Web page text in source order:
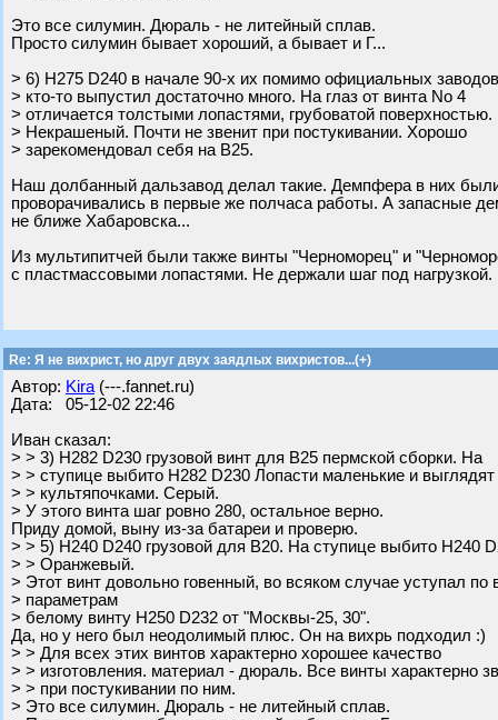
Это все силумин. Дюраль - не литейный сплав.
Просто силумин бывает хороший, а бывает и Г...
> 6) H275 D240 в начале 90-х их помимо официальных заводов
> кто-то выпустил достаточно много. На глаз от винта No 4
> отличается толстыми лопастями, грубоватой поверхностью.
> Некрашеный. Почти не звенит при постукивании. Хорошо
> зарекомендовал себя на В25.
Наш долбанный дальзавод делал такие. Демпфера в них были
проворачивались в первые же полчаса работы. А запасные
не ближе Хабаровска...
Из мультипитчей были также винты "Черноморец" и
с пластмассовыми лопастями. Не держали шаг под нагрузкой.
Re: Я не вихрист, но друг двух заядлых вихристов...(+)
Автор: Kira (---.fannet.ru)
Дата: 05-12-02 22:46
Иван сказал:
> > 3) H282 D230 грузовой винт для В25 пермской сборки. На
> > ступице выбито H282 D230 Лопасти маленькие и выглядят
> > культяпочками. Серый.
> У этого винта шаг ровно 280, остальное верно.
Приду домой, выну из-за батареи и проверю.
> > 5) H240 D240 грузовой для В20. На ступице выбито H240
> > Оранжевый.
> Этот винт довольно говенный, во всяком случае уступал по
> параметрам
> белому винту H250 D232 от "Москвы-25, 30".
Да, но у него был неодолимый плюс. Он на вихрь подходил :)
> > Для всех этих винтов характерно хорошее качество
> > изготовления. материал - дюраль. Все винты характерно
> > при постукивании по ним.
> Это все силумин. Дюраль - не литейный сплав.